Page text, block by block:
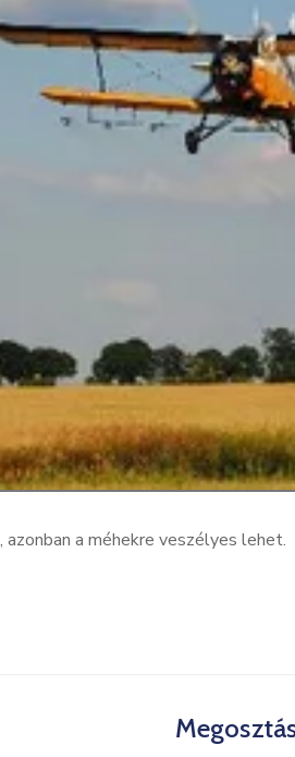
a méhekre veszélyes lehet.